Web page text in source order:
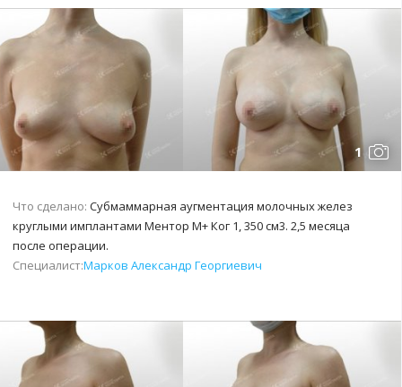
1
Что сделано: Субмаммарная аугментация молочных желез
круглыми имплантами Ментор М+ Ког 1, 350 см3. 2,5 месяца
после операции.
Специалист:Марков Александр Георгиевич